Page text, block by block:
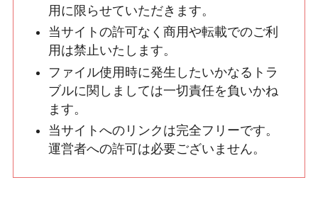
用に限らせていただきます。
当サイトの許可なく商用や転載でのご利
用は禁止いたします。
ファイル使用時に発生したいかなるトラ
ブルに関しましては一切責任を負いかね
ます。
当サイトへのリンクは完全フリーです。
運営者への許可は必要ございません。